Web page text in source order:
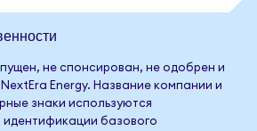
не спонсирован, не одобрен и
Energy. Название компании и
знаки используются
идентификации базового